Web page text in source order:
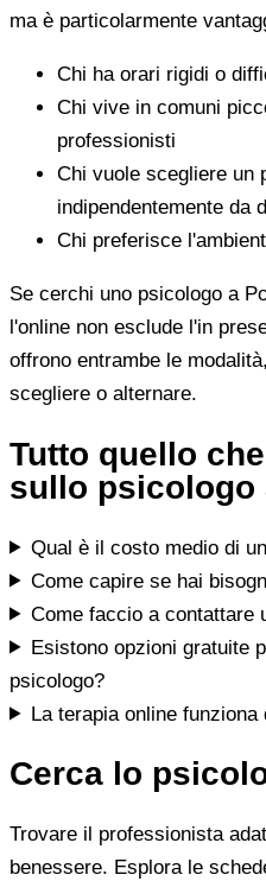
ma è particolarmente
Chi ha orari rigidi o
Chi vive in comuni
professionisti
Chi vuole scegliere un
indipendentemente da
Chi preferisce
Se cerchi uno psicologo a
l'online non esclude l'in
offrono entrambe le
scegliere o alternare.
Tutto quello
sullo psicologo
Qual è il costo medio di
Come capire se hai
Come faccio a contattare
Esistono opzioni gratuite
psicologo?
La terapia online funziona
Cerca lo
Trovare il professionista
benessere. Esplora le